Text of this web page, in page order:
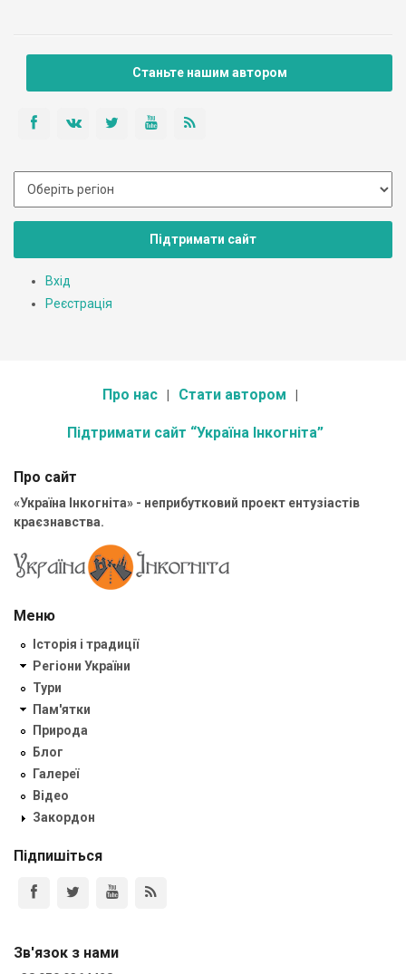
Станьте нашим автором
Підтримати сайт
Вхід
Реєстрація
Про нас Стати автором
Підтримати сайт “Україна Інкогніта”
Про сайт
«Україна Інкогніта» - неприбутковий проект ентузіастів
краєзнавства.
Меню
Історія і традиції
Регіони України
Тури
Пам'ятки
Природа
Блог
Галереї
Відео
Закордон
Підпишіться
Зв'язок з нами